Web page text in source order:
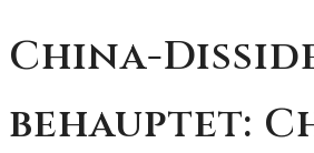
China-
behauptet: